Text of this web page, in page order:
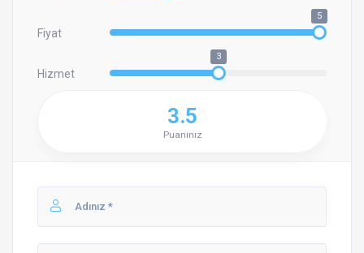
Fiyat
5
Hizmet
3
3.5
Puanınız